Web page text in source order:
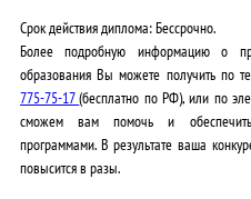
Срок действия диплома: Бессрочно.
Более подробную информацию о
образования Вы можете получить по
775-75-17(бесплатно по РФ), или по
сможем вам помочь и
программами. В результате ваша
повысится в разы.